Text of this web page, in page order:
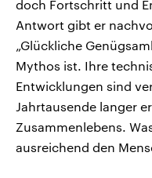
doch Fortschritt und
Antwort gibt er
„Glückliche
Mythos ist. Ihre
Entwicklungen sind
Jahrtausende langer
Zusammenlebens.
ausreichend den